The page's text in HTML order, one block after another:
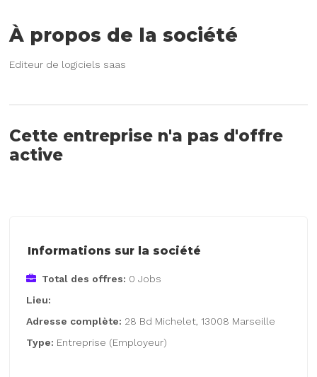
À propos de la société
Editeur de logiciels saas
Cette entreprise n'a pas d'offre
active
Informations sur la société
Total des offres: 0 Jobs
Lieu:
Adresse complète: 28 Bd Michelet, 13008 Marseille
Type: Entreprise (Employeur)